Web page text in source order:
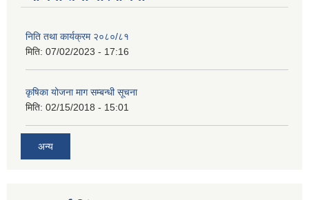
निति तथा कार्यक्रम २०८०/८१
मिति: 07/02/2023 - 17:16
कृषिका योजना माग सम्बन्धी सूचना
मिति: 02/15/2018 - 15:01
अन्य